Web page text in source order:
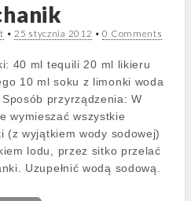
•25 stycznia 2012 •0 Comments
40 ml tequili 20 ml likieru
10 ml soku z limonki woda
przyrządzenia: W
wymieszać wszystkie
(z wyjątkiem wody sodowej)
lodu, przez sitko przelać
Uzupełnić wodą sodową.